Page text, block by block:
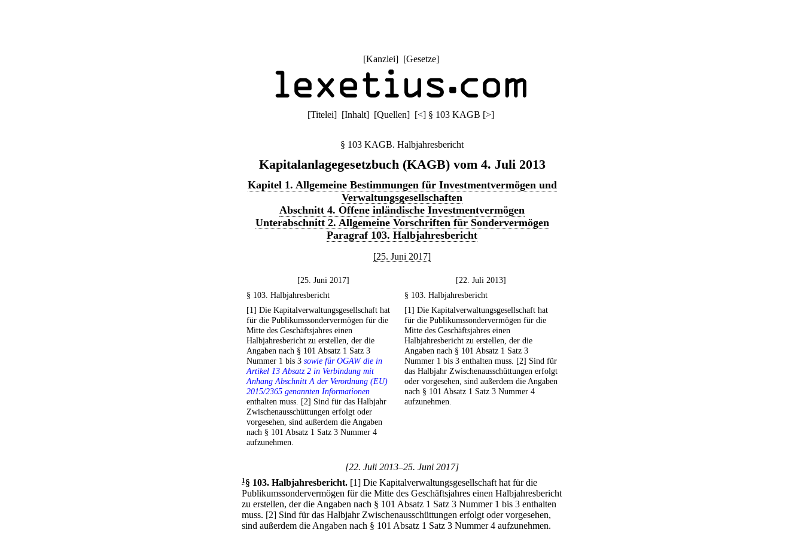
[Kanzlei] [Gesetze]
[Titelei] [Inhalt] [Quellen] [<] § 103 KAGB [>]
§ 103 KAGB. Halbjahresbericht
Kapitalanlagegesetzbuch (KAGB) vom 4. Juli 2013
Kapitel 1. Allgemeine Bestimmungen für Investmentvermögen und
Verwaltungsgesellschaften
Abschnitt 4. Offene inländische Investmentvermögen
Unterabschnitt 2. Allgemeine Vorschriften für Sondervermögen
Paragraf 103. Halbjahresbericht
[25. Juni 2017]
[25. Juni 2017]
[22. Juli 2013]
§ 103. Halbjahresbericht
§ 103. Halbjahresbericht
[1] Die Kapitalverwaltungsgesellschaft hat
für die Publikumssondervermögen für die
Mitte des Geschäftsjahres einen
Halbjahresbericht zu erstellen, der die
Angaben nach § 101 Absatz 1 Satz 3
Nummer 1 bis 3 sowie für OGAW die in
Artikel 13 Absatz 2 in Verbindung mit
Anhang Abschnitt A der Verordnung (EU)
2015/2365 genannten Informationen
enthalten muss. [2] Sind für das Halbjahr
Zwischenausschüttungen erfolgt oder
vorgesehen, sind außerdem die Angaben
nach § 101 Absatz 1 Satz 3 Nummer 4
aufzunehmen.
[1] Die Kapitalverwaltungsgesellschaft hat
für die Publikumssondervermögen für die
Mitte des Geschäftsjahres einen
Halbjahresbericht zu erstellen, der die
Angaben nach § 101 Absatz 1 Satz 3
Nummer 1 bis 3 enthalten muss. [2] Sind für
das Halbjahr Zwischenausschüttungen erfolgt
oder vorgesehen, sind außerdem die Angaben
nach § 101 Absatz 1 Satz 3 Nummer 4
aufzunehmen.
[22. Juli 2013–25. Juni 2017]
1§ 103. Halbjahresbericht. [1] Die Kapitalverwaltungsgesellschaft hat für die
Publikumssondervermögen für die Mitte des Geschäftsjahres einen Halbjahresbericht
zu erstellen, der die Angaben nach § 101 Absatz 1 Satz 3 Nummer 1 bis 3 enthalten
muss. [2] Sind für das Halbjahr Zwischenausschüttungen erfolgt oder vorgesehen,
sind außerdem die Angaben nach § 101 Absatz 1 Satz 3 Nummer 4 aufzunehmen.